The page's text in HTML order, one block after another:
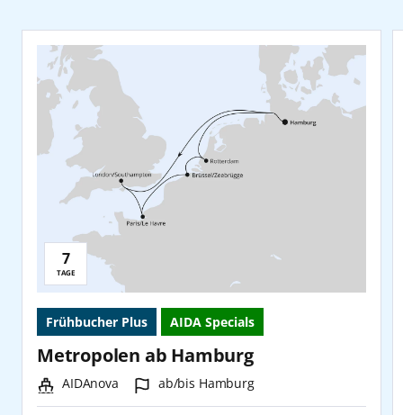
Reisedauer:
7
TAGE
Frühbucher Plus AIDA Specials
Metropolen ab Hamburg
Schiff:
AIDAnova Hafen:
ab/bis Hamburg